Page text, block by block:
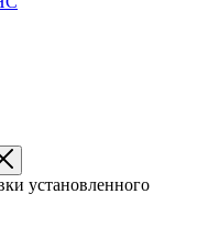
установленного